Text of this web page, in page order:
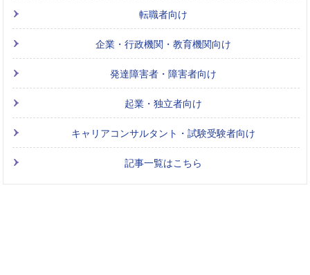
転職者向け
企業・行政機関・教育機関向け
発達障害者・障害者向け
起業・独立者向け
キャリアコンサルタント・試験受験者向け
記事一覧はこちら